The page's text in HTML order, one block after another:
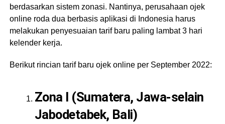
berdasarkan sistem zonasi. Nantinya, perusahaan ojek
online roda dua berbasis aplikasi di Indonesia harus
melakukan penyesuaian tarif baru paling lambat 3 hari
kelender kerja.
Berikut rincian tarif baru ojek online per September 2022:
Zona I (Sumatera, Jawa-selain
Jabodetabek, Bali)